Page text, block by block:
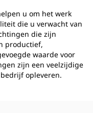
u om het werk
die u verwacht van
die zijn
productief,
waarde voor
zijn een veelzijdige
opleveren.